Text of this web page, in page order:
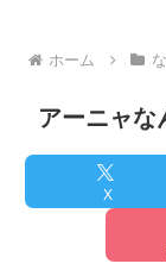
ホーム
アーニャな
X